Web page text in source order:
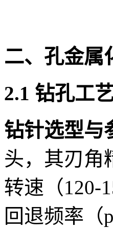
二、孔金属
2.1 钻孔工
钻针选型与
头，其刃角
转速（120-
回退频率（